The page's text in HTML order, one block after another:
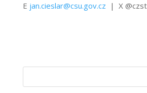
E jan.cieslar@csu.gov.cz | X